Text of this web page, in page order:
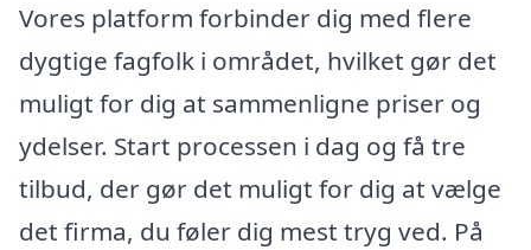
Vores platform forbinder dig med flere
dygtige fagfolk i området, hvilket gør det
muligt for dig at sammenligne priser og
ydelser. Start processen i dag og få tre
tilbud, der gør det muligt for dig at vælge
det firma, du føler dig mest tryg ved. På